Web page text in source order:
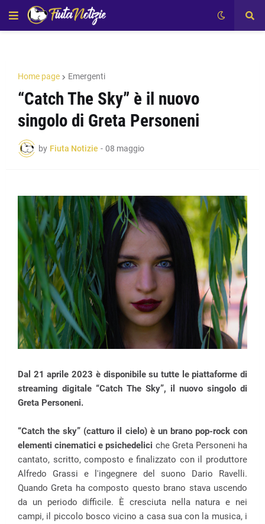
Home page Emergenti
“Catch The Sky” è il nuovo
singolo di Greta Personeni
by Fiuta Notizie - 08 maggio
Dal 21 aprile 2023 è disponibile su tutte le piattaforme di
streaming digitale “Catch The Sky”, il nuovo singolo di
Greta Personeni.
“Catch the sky” (catturo il cielo) è un brano pop-rock con
elementi cinematici e psichedelici che Greta Personeni ha
cantato, scritto, composto e finalizzato con il produttore
Alfredo Grassi e l'ingegnere del suono Dario Ravelli.
Quando Greta ha composto questo brano stava uscendo
da un periodo difficile. È cresciuta nella natura e nei
campi, il piccolo bosco vicino a casa sua con la musica, i